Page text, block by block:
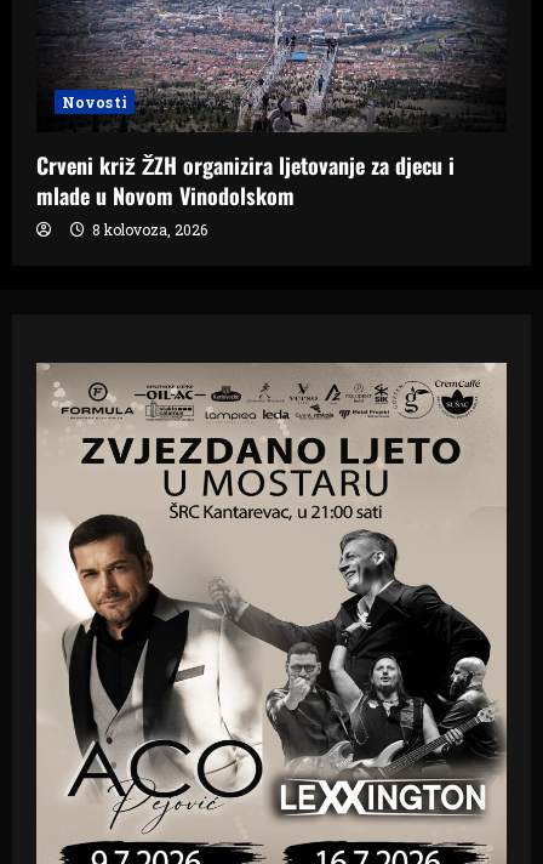
Novosti
Crveni križ ŽZH organizira ljetovanje za djecu i
mlade u Novom Vinodolskom
8 kolovoza, 2026